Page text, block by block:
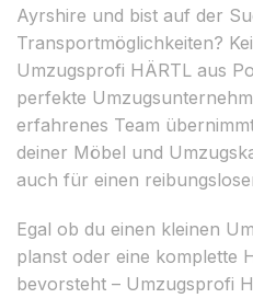
Ayrshire und bist auf der
Transportmöglichkeiten?
Umzugsprofi HÄRTL aus
perfekte
erfahrenes Team
deiner Möbel und
auch für einen
Egal ob du einen kleinen
planst oder eine komplette
bevorsteht – Umzugsprofi